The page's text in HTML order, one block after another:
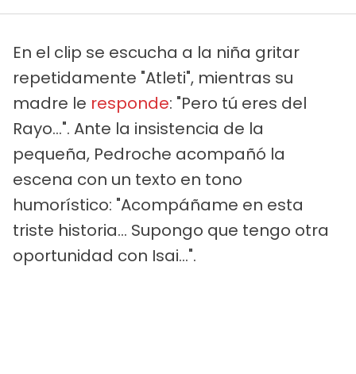
En el clip se escucha a la niña gritar
repetidamente "Atleti", mientras su
madre le responde: "Pero tú eres del
Rayo…". Ante la insistencia de la
pequeña, Pedroche acompañó la
escena con un texto en tono
humorístico: "Acompáñame en esta
triste historia… Supongo que tengo otra
oportunidad con Isai…".